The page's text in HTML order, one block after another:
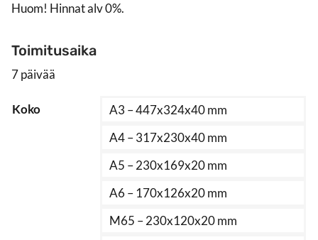
Huom! Hinnat alv 0%.
Toimitusaika
7 päivää
Koko
A3 – 447x324x40 mm
A4 – 317x230x40 mm
A5 – 230x169x20 mm
A6 – 170x126x20 mm
M65 – 230x120x20 mm